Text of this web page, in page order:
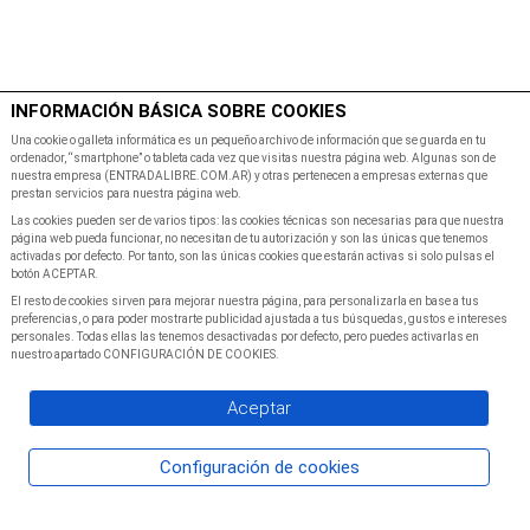
Inicio Programacion
INFORMACIÓN BÁSICA SOBRE COOKIES
Una cookie o galleta informática es un pequeño archivo de información que se guarda en tu
ordenador, “smartphone” o tableta cada vez que visitas nuestra página web. Algunas son de
nuestra empresa (ENTRADALIBRE.COM.AR) y otras pertenecen a empresas externas que
prestan servicios para nuestra página web.
Las cookies pueden ser de varios tipos: las cookies técnicas son necesarias para que nuestra
página web pueda funcionar, no necesitan de tu autorización y son las únicas que tenemos
activadas por defecto. Por tanto, son las únicas cookies que estarán activas si solo pulsas el
botón ACEPTAR.
El resto de cookies sirven para mejorar nuestra página, para personalizarla en base a tus
preferencias, o para poder mostrarte publicidad ajustada a tus búsquedas, gustos e intereses
personales. Todas ellas las tenemos desactivadas por defecto, pero puedes activarlas en
nuestro apartado CONFIGURACIÓN DE COOKIES.
Aceptar
Configuración de cookies